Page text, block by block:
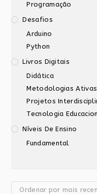
Programação
Desafios
Arduino
Python
Livros Digitais
Didática
Metodologias Ativas
Projetos
Tecnologia
Níveis De Ensino
Fundamental
Ordenar por mais